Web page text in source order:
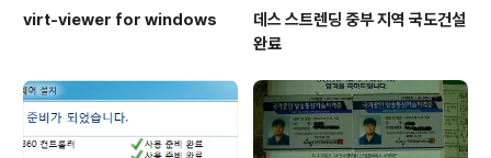
virt-viewer for windows
데스 스트렌딩 중부 지역 국도건설
완료